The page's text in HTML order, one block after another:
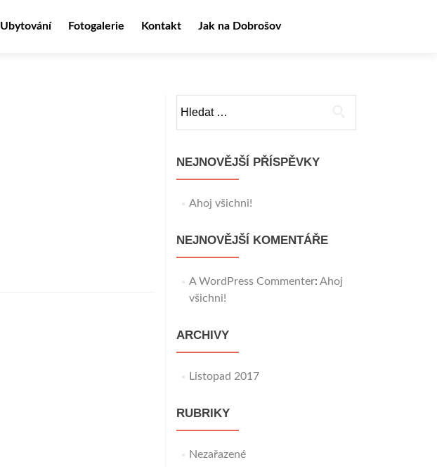
Ubytování Fotogalerie Kontakt Jak na Dobrošov
NEJNOVĚJŠÍ PŘÍSPĚVKY
Ahoj všichni!
NEJNOVĚJŠÍ KOMENTÁŘE
A WordPress Commenter: Ahoj
všichni!
ARCHIVY
Listopad 2017
RUBRIKY
Nezařazené